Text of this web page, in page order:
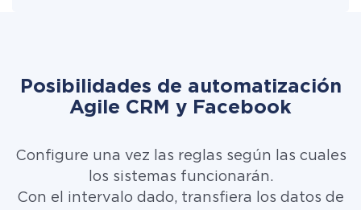
Posibilidades de automatización
Agile CRM y Facebook
Configure una vez las reglas según las cuales
los sistemas funcionarán.
Con el intervalo dado, transfiera los datos de